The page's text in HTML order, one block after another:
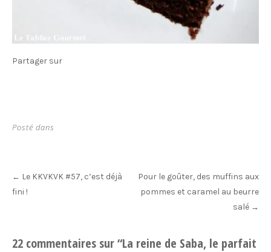
Partager sur
Posté dans
Post
navigation
← Le KKVKVK #57, c’est déjà
fini !
Pour le goûter, des muffins aux
pommes et caramel au beurre
salé →
22 commentaires sur “La reine de Saba, le parfait